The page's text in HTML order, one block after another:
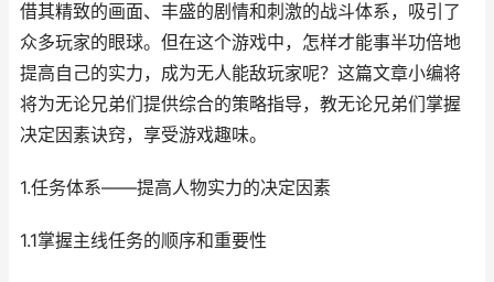
借其精致的画面、丰盛的剧情和刺激的战斗体系，吸引了
众多玩家的眼球。但在这个游戏中，怎样才能事半功倍地
提高自己的实力，成为无人能敌玩家呢？这篇文章小编将
将为无论兄弟们提供综合的策略指导，教无论兄弟们掌握
决定因素诀窍，享受游戏趣味。
1.任务体系——提高人物实力的决定因素
1.1掌握主线任务的顺序和重要性